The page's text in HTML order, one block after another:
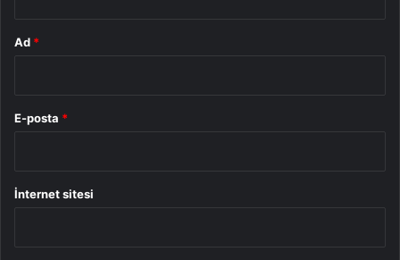
Ad *
E-posta *
İnternet sitesi